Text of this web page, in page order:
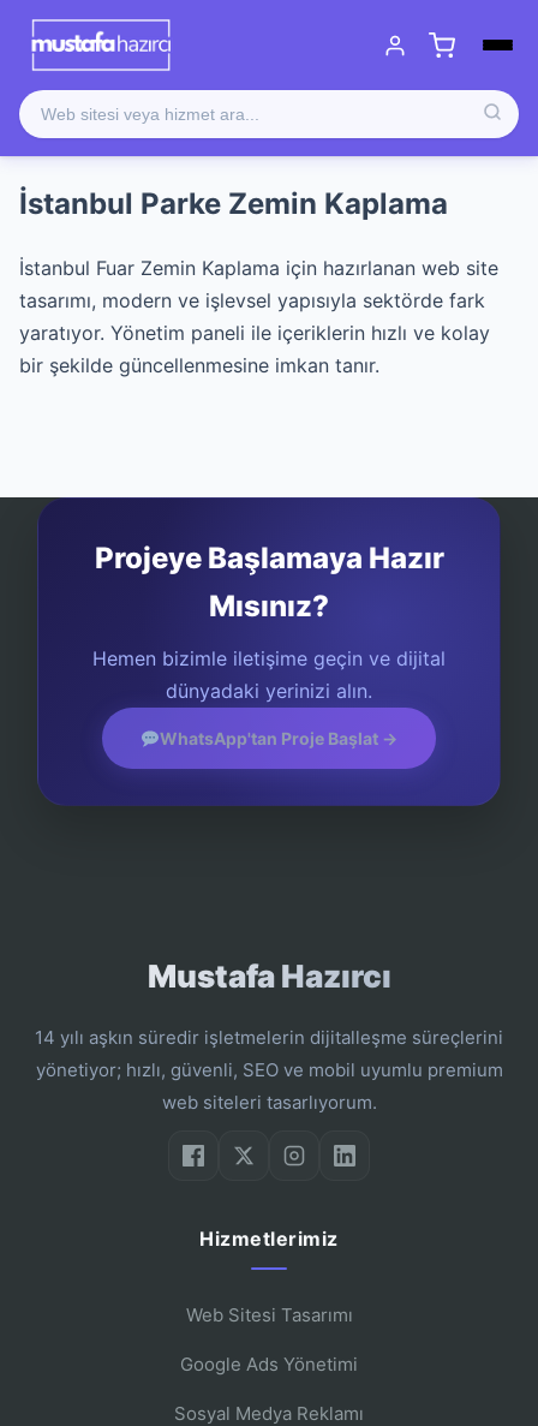
İstanbul Parke Zemin Kaplama
İstanbul Fuar Zemin Kaplama için hazırlanan web site
tasarımı, modern ve işlevsel yapısıyla sektörde fark
yaratıyor. Yönetim paneli ile içeriklerin hızlı ve kolay
bir şekilde güncellenmesine imkan tanır.
Projeye Başlamaya Hazır
Mısınız?
Hemen bizimle iletişime geçin ve dijital
dünyadaki yerinizi alın.
WhatsApp'tan Proje Başlat →
Mustafa Hazırcı
14 yılı aşkın süredir işletmelerin dijitalleşme süreçlerini
yönetiyor; hızlı, güvenli, SEO ve mobil uyumlu premium
web siteleri tasarlıyorum.
Hizmetlerimiz
Web Sitesi Tasarımı
Google Ads Yönetimi
Sosyal Medya Reklamı